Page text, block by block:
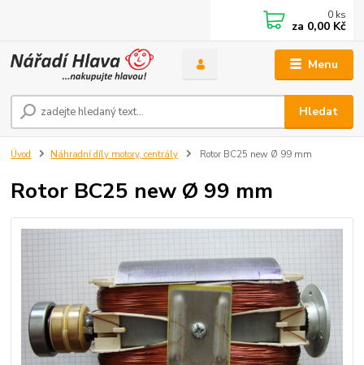
Menu
Hledat
0 ks
za 0,00 Kč
Úvod Náhradní díly motory, centrály Rotor BC25 new Ø 99 mm
Rotor BC25 new Ø 99 mm